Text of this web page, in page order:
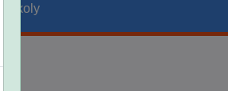
školy